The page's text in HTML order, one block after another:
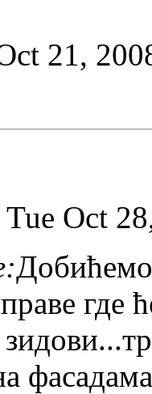
21,
Tue Oct
где